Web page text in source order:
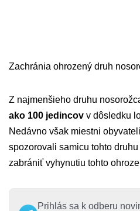
Zachránia ohrozený druh
Z najmenšieho druhu
ako 100 jedincov v dôsledku
Nedávno však miestni
spozorovali samicu tohto
zabrániť vyhynutiu tohto
Prihlás sa k odberu